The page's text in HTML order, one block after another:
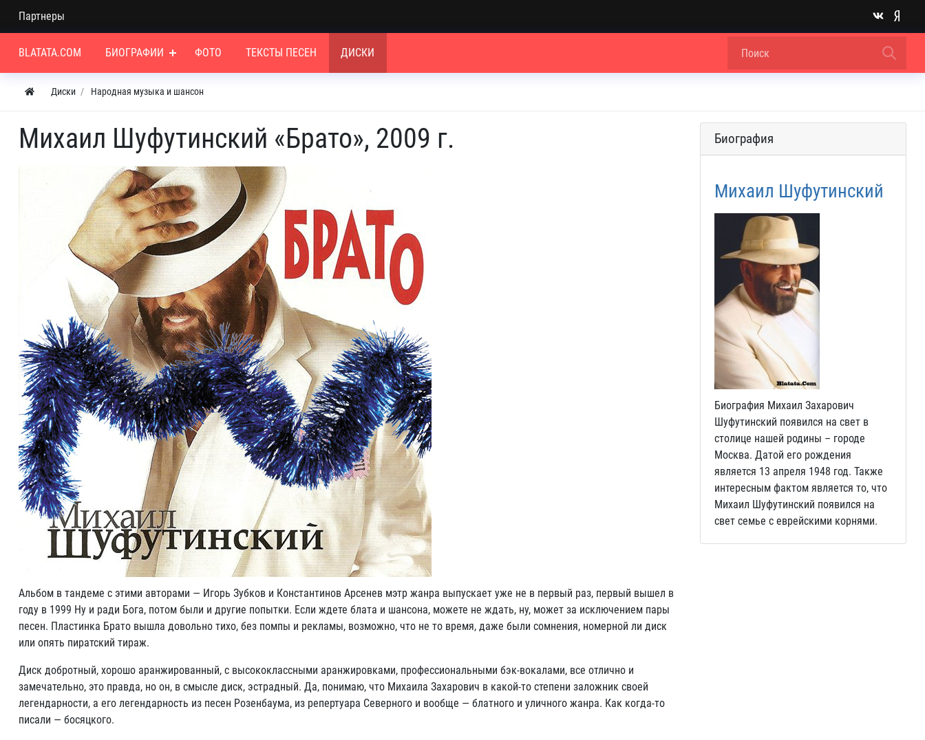
Партнеры
BLATATA.COM БИОГРАФИИ ФОТО ТЕКСТЫ ПЕСЕН ДИСКИ
Диски Народная музыка и шансон
Михаил Шуфутинский «Брато», 2009 г.
Альбом в тандеме с этими авторами — Игорь Зубков и Константинов Арсенев мэтр жанра выпускает уже не в первый раз, первый вышел в
году в 1999 Ну и ради Бога, потом были и другие попытки. Если ждете блата и шансона, можете не ждать, ну, может за исключением пары
песен. Пластинка Брато вышла довольно тихо, без помпы и рекламы, возможно, что не то время, даже были сомнения, номерной ли диск
или опять пиратский тираж.
Диск добротный, хорошо аранжированный, с высококлассными аранжировками, профессиональными бэк-вокалами, все отлично и
замечательно, это правда, но он, в смысле диск, эстрадный. Да, понимаю, что Михаила Захарович в какой-то степени заложник своей
легендарности, а его легендарность из песен Розенбаума, из репертуара Северного и вообще — блатного и уличного жанра. Как когда-то
писали — босяцкого.
Биография
Михаил Шуфутинский
Биография Михаил Захарович
Шуфутинский появился на свет в
столице нашей родины – городе
Москва. Датой его рождения
является 13 апреля 1948 год. Также
интересным фактом является то, что
Михаил Шуфутинский появился на
свет семье с еврейскими корнями.